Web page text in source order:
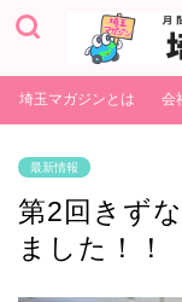
埼玉マガジンとは 会
最新情報
第2回きず
ました！！